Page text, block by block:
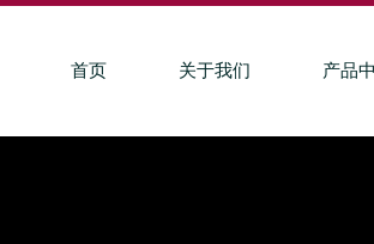
首页 关于我们 产品